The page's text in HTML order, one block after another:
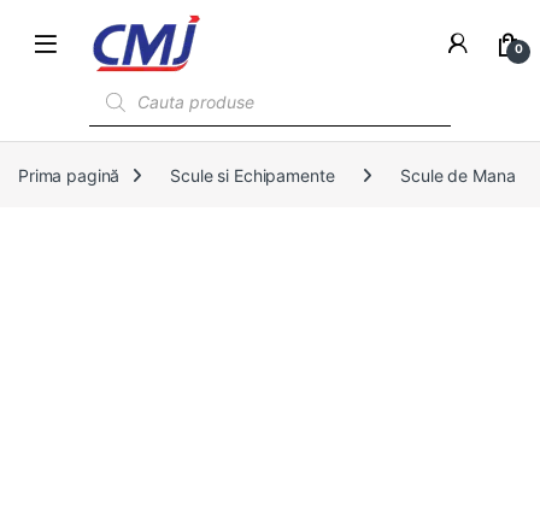
0
Prima pagină Scule si Echipamente Scule de Mana